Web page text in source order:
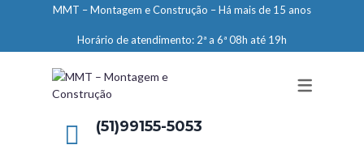
ENGENHARIA
LIMPEZA E CONSERVAÇÃO
MANUTENÇÃO PREDIAL
MMT – Montagem e Construção – Há mais de 15 anos
Horário de atendimento: 2ª a 6ª 08h até 19h
(51)99155-5053